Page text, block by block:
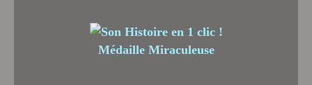
Médaille Miraculeuse